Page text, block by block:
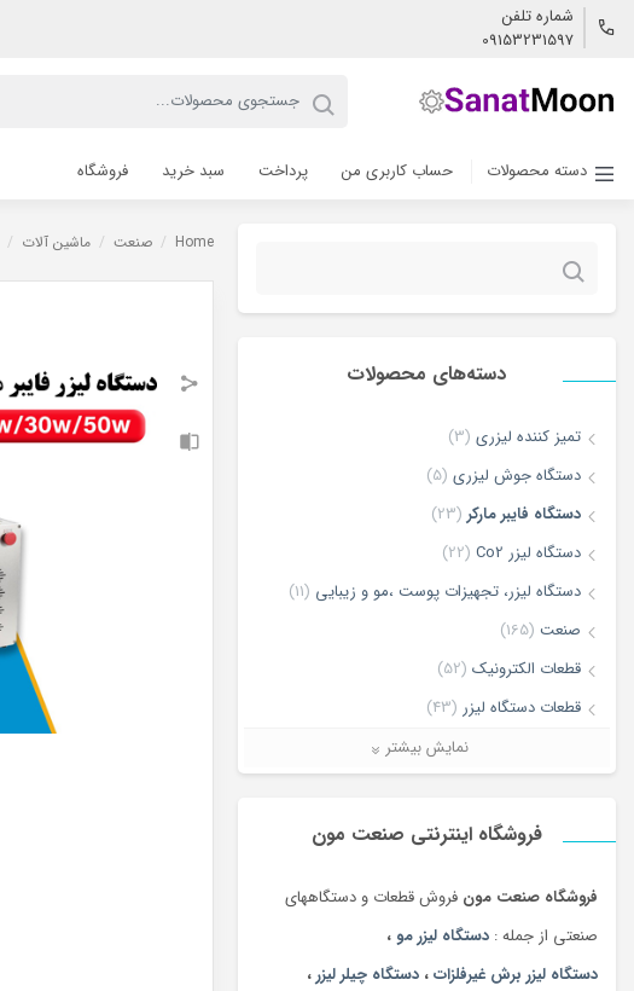
شماره تلفن
09153231597
دسته محصولات حساب کاربری من پرداخت سبد خرید فروشگاه
جستجو
دسته‌های محصولات
تمیز کننده لیزری (3)
دستگاه جوش لیزری (5)
دستگاه فایبر مارکر (23)
دستگاه لیزر Co2
(22)
دستگاه لیزر، تجهیزات پوست ،مو و زیبایی (11)
صنعت (165)
قطعات الکترونیک (52)
قطعات دستگاه لیزر (43)
لیزر برش و حکاکی غیر فلزات(7)
ماشین آلات(68)
نمایش بیشتر
فروشگاه اینترنتی صنعت مون
فروشگاه صنعت مون فروش قطعات و دستگاههای
صنعتی از جمله : دستگاه لیزر مو ،
دستگاه لیزر برش غیرفلزات، دستگاه چیلر لیزر،
Home
/ صنعت / ماشین آلات /